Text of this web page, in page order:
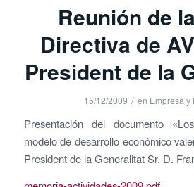
Reunión de
Directiva de
President de la
15/12/2009 / en Empresa y
Presentación del documento
modelo de desarrollo económico
President de la Generalitat Sr. D.